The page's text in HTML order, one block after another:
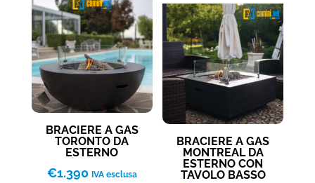
BRACIERE A GAS
TORONTO DA
ESTERNO
€1.390 IVA esclusa
BRACIERE A GAS
MONTREAL DA
ESTERNO CON
TAVOLO BASSO